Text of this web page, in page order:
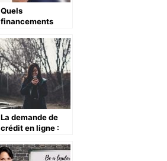
Quels
financements
l’immobilier?
La demande de
crédit en ligne :